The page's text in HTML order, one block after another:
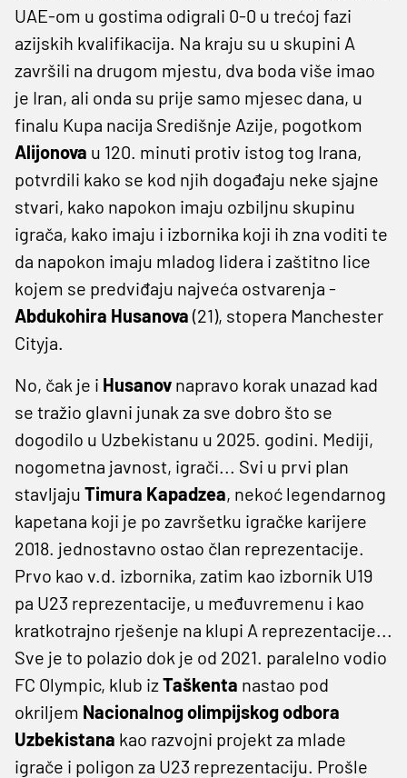
UAE-om u gostima odigrali 0-0 u trećoj fazi
azijskih kvalifikacija. Na kraju su u skupini A
završili na drugom mjestu, dva boda više imao
je Iran, ali onda su prije samo mjesec dana, u
finalu Kupa nacija Središnje Azije, pogotkom
Alijonova u 120. minuti protiv istog tog Irana,
potvrdili kako se kod njih događaju neke sjajne
stvari, kako napokon imaju ozbiljnu skupinu
igrača, kako imaju i izbornika koji ih zna voditi te
da napokon imaju mladog lidera i zaštitno lice
kojem se predviđaju najveća ostvarenja -
Abdukohira Husanova (21), stopera Manchester
Cityja.
No, čak je i Husanov napravo korak unazad kad
se tražio glavni junak za sve dobro što se
dogodilo u Uzbekistanu u 2025. godini. Mediji,
nogometna javnost, igrači... Svi u prvi plan
stavljaju Timura Kapadzea, nekoć legendarnog
kapetana koji je po završetku igračke karijere
2018. jednostavno ostao član reprezentacije.
Prvo kao v.d. izbornika, zatim kao izbornik U19
pa U23 reprezentacije, u međuvremenu i kao
kratkotrajno rješenje na klupi A reprezentacije...
Sve je to polazio dok je od 2021. paralelno vodio
FC Olympic, klub izTaškenta nastao pod
okriljem Nacionalnog olimpijskog odbora
Uzbekistana kao razvojni projekt za mlade
igrače i poligon za U23 reprezentaciju. Prošle